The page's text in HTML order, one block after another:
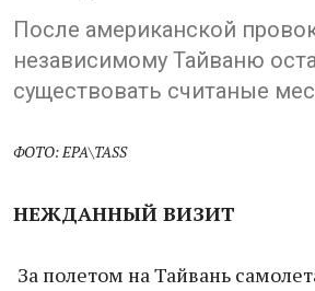
После американской
независимому Тайваню
существовать считаные
ФОТО: EPA\TASS
НЕЖДАННЫЙ ВИЗИТ
За полетом на Тайвань